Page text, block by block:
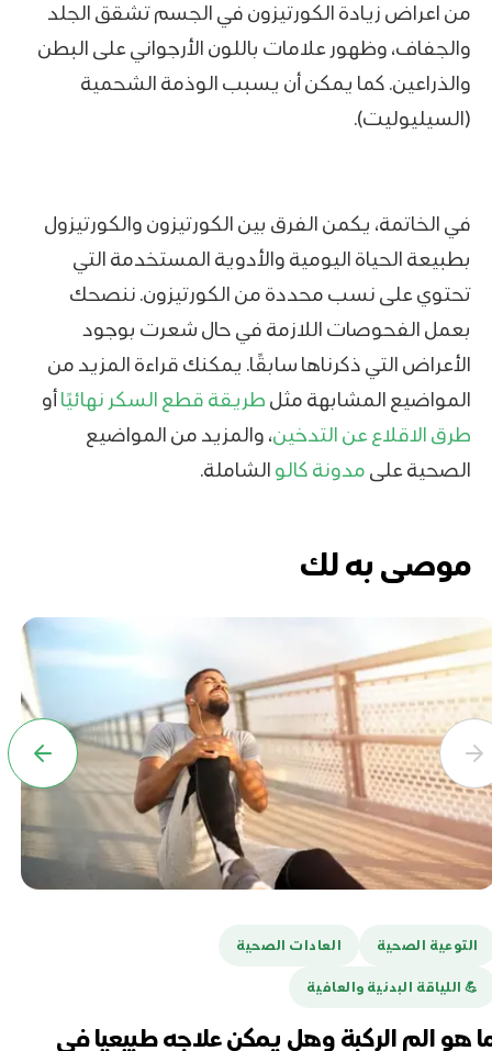
من اعراض زيادة الكورتيزون في الجسم تشقق الجلد
والجفاف، وظهور علامات باللون الأرجواني على البطن
والذراعين. كما يمكن أن يسبب الوذمة الشحمية
(السيليوليت).
في الخاتمة، يكمن الفرق بين الكورتيزون والكورتيزول
بطبيعة الحياة اليومية والأدوية المستخدمة التي
تحتوي على نسب محددة من الكورتيزون. ننصحك
بعمل الفحوصات اللازمة في حال شعرت بوجود
الأعراض التي ذكرناها سابقًا. يمكنك قراءة المزيد من
المواضيع المشابهة مثل طريقة قطع السكر نهائيًاأو
طرق الاقلاع عن التدخين، والمزيد من المواضيع
الصحية على مدونة كالو الشاملة.
موصى به لك
التوعية الصحية العادات الصحية
💪️ اللياقة البدنية والعافية
هو الم الركبة وهل يمكن علاجه طبيعيا في